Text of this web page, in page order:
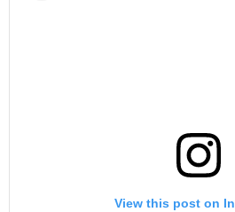
View this post on